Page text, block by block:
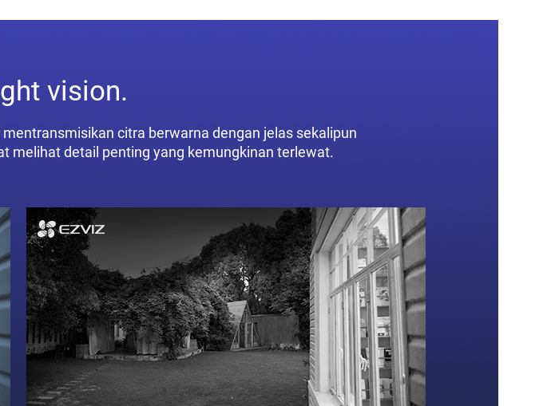
vision.
citra berwarna dengan jelas sekalipun
melihat detail penting yang kemungkinan terlewat.